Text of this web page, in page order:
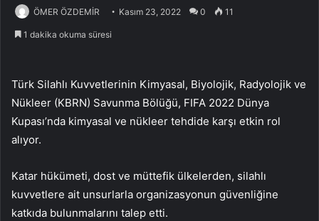
ÖMER ÖZDEMİR Kasım 23, 2022 0 11
1 dakika okuma süresi
Türk Silahlı Kuvvetlerinin Kimyasal, Biyolojik, Radyolojik ve
Nükleer (KBRN) Savunma Bölüğü, FIFA 2022 Dünya
Kupası’nda kimyasal ve nükleer tehdide karşı etkin rol
alıyor.
Katar hükümeti, dost ve müttefik ülkelerden, silahlı
kuvvetlere ait unsurlarla organizasyonun güvenliğine
katkıda bulunmalarını talep etti.